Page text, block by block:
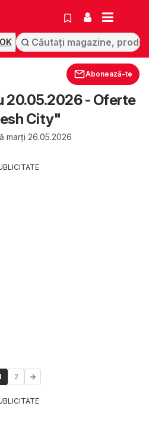
OK
Abonează-te
20.05.2026 - Oferte
City"
marți 26.05.2026
2